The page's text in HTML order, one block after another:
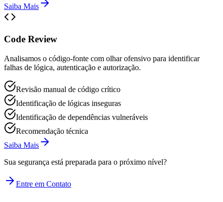
Saiba Mais
Code Review
Analisamos o código‑fonte com olhar ofensivo para identificar
falhas de lógica, autenticação e autorização.
Revisão manual de código crítico
Identificação de lógicas inseguras
Identificação de dependências vulneráveis
Recomendação técnica
Saiba Mais
Sua segurança está preparada para o próximo nível?
Entre em Contato